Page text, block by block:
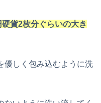
貨2枚分ぐらいの大き
優しく包み込むように洗